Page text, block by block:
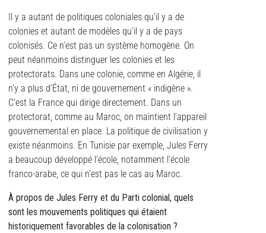
Il y a autant de politiques coloniales qu’il y a de
colonies et autant de modèles qu’il y a de pays
colonisés. Ce n’est pas un système homogène. On
peut néanmoins distinguer les colonies et les
protectorats. Dans une colonie, comme en Algérie, il
n’y a plus d’État, ni de gouvernement « indigène ».
C’est la France qui dirige directement. Dans un
protectorat, comme au Maroc, on maintient l’appareil
gouvernemental en place. La politique de civilisation y
existe néanmoins. En Tunisie par exemple, Jules Ferry
a beaucoup développé l’école, notamment l’école
franco-arabe, ce qui n’est pas le cas au Maroc.
À propos de Jules Ferry et du Parti colonial, quels
sont les mouvements politiques qui étaient
historiquement favorables de la colonisation ?